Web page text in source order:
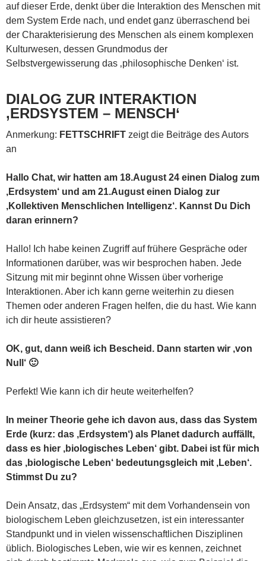
auf dieser Erde, denkt über die Interaktion des Menschen mit
dem System Erde nach, und endet ganz überraschend bei
der Charakterisierung des Menschen als einem komplexen
Kulturwesen, dessen Grundmodus der
Selbstvergewisserung das ‚philosophische Denken‘ ist.
DIALOG ZUR INTERAKTION
‚ERDSYSTEM – MENSCH‘
Anmerkung: FETTSCHRIFT zeigt die Beiträge des Autors
an
Hallo Chat, wir hatten am 18.August 24 einen Dialog zum
‚Erdsystem‘ und am 21.August einen Dialog zur
‚Kollektiven Menschlichen Intelligenz‘. Kannst Du Dich
daran erinnern?
Hallo! Ich habe keinen Zugriff auf frühere Gespräche oder
Informationen darüber, was wir besprochen haben. Jede
Sitzung mit mir beginnt ohne Wissen über vorherige
Interaktionen. Aber ich kann gerne weiterhin zu diesen
Themen oder anderen Fragen helfen, die du hast. Wie kann
ich dir heute assistieren?
OK, gut, dann weiß ich Bescheid. Dann starten wir ‚von
Null‘ 🙂
Perfekt! Wie kann ich dir heute weiterhelfen?
In meiner Theorie gehe ich davon aus, dass das System
Erde (kurz: das ‚Erdsystem‘) als Planet dadurch auffällt,
dass es hier ‚biologisches Leben‘ gibt. Dabei ist für mich
das ‚biologische Leben‘ bedeutungsgleich mit ‚Leben‘.
Stimmst Du zu?
Dein Ansatz, das „Erdsystem“ mit dem Vorhandensein von
biologischem Leben gleichzusetzen, ist ein interessanter
Standpunkt und in vielen wissenschaftlichen Disziplinen
üblich. Biologisches Leben, wie wir es kennen, zeichnet